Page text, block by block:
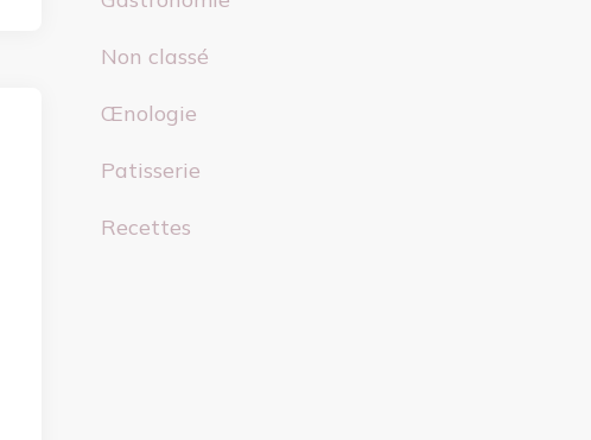
Non classé
Œnologie
Patisserie
Recettes